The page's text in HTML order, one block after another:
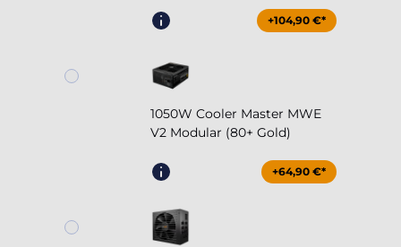
+104,90 €*
1050W Cooler Master MWE
V2 Modular (80+ Gold)
+64,90 €*